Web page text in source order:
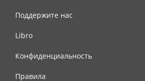
Поддержите нас
Libro
Конфиденциальность
Правила